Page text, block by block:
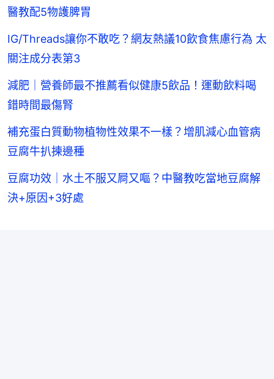
醫教配5物護脾胃
IG/Threads讓你不敢吃？網友熱議10飲食焦慮行為 太
關注成分表第3
減肥｜營養師最不推薦看似健康5飲品！運動飲料喝
錯時間最傷腎
補充蛋白質動物植物性效果不一樣？增肌減心血管病
豆腐牛扒揀邊種
豆腐功效｜水土不服又屙又嘔？中醫教吃當地豆腐解
決+原因+3好處